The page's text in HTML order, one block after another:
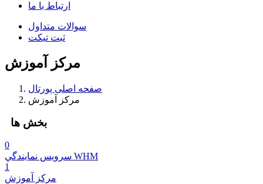
ارتباط با ما
سوالات متداول
ثبت تیکت
مرکز آموزش
صفحه اصلی پورتال
مرکز آموزش
بخش ها
0
سرويس نمايندگي WHM
1
مرکز آموزش